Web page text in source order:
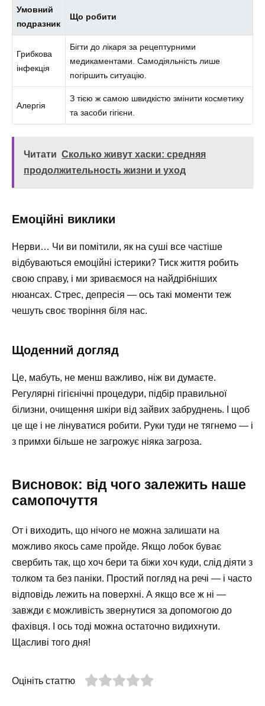
Умовний
подразник
Що робити
Грибкова
інфекція
Бігти до лікаря за рецептурними
медикаментами. Самодіяльність лише
погіршить ситуацію.
Алергія
З тією ж самою швидкістю змінити косметику
та засоби гігієни.
Читати Сколько живут хаски: средняя
продолжительность жизни и уход
Емоційні виклики
Нерви… Чи ви помітили, як на суші все частіше
відбуваються емоційні істерики? Тиск життя робить
свою справу, і ми зриваємося на найдрібніших
нюансах. Стрес, депресія — ось такі моменти теж
чешуть своє творіння біля нас.
Щоденний догляд
Це, мабуть, не менш важливо, ніж ви думаєте.
Регулярні гігієнічні процедури, підбір правильної
білизни, очищення шкіри від зайвих забруднень. І щоб
це ще і не лінуватися робити. Руки туди не тягнемо — і
з примхи більше не загрожує ніяка загроза.
Висновок: від чого залежить наше
самопочуття
От і виходить, що нічого не можна залишати на
можливо якось саме пройде. Якщо лобок буває
свербить так, що хоч бери та біжи хоч куди, слід діяти з
толком та без паніки. Простий погляд на речі — і часто
відповідь лежить на поверхні. А якщо все ж ні —
завжди є можливість звернутися за допомогою до
фахівця. І ось тоді можна остаточно видихнути.
Щасливі того дня!
Оцініть статтю